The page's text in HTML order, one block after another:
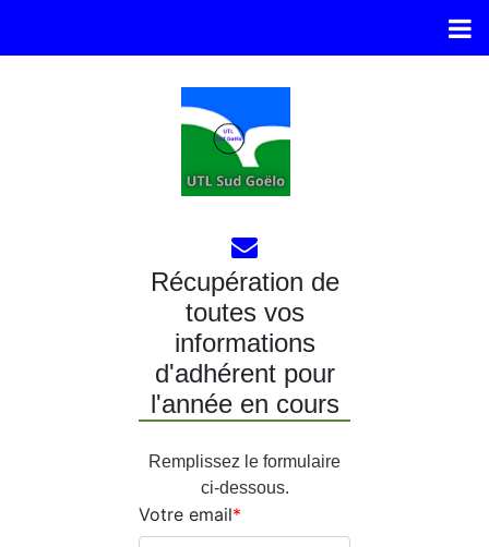
Récupération de
toutes vos
informations
d'adhérent pour
l'année en cours
Remplissez le formulaire
ci-dessous.
Votre email